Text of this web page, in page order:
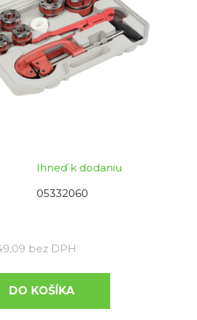
Ihneď k dodaniu
05332060
bez DPH
DO KOŠÍKA